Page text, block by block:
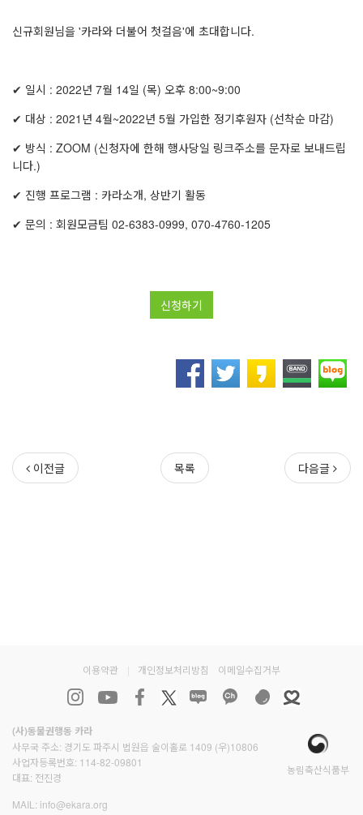
신규회원님을 '카라와 더불어 첫걸음'에 초대합니다.
✔ 일시 : 2022년 7월 14일 (목) 오후 8:00~9:00
✔ 대상 : 2021년 4월~2022년 5월 가입한 정기후원자 (선착순 마감)
✔ 방식 : ZOOM (신청자에 한해 행사당일 링크주소를 문자로 보내드립
니다.)
✔ 진행 프로그램 : 카라소개, 상반기 활동
✔ 문의 : 회원모금팀 02-6383-0999, 070-4760-1205
신청하기
이전글 목록 다음글
이용약관 개인정보처리방침 이메일수집거부
(사)동물권행동 카라
사무국 주소: 경기도 파주시 법원읍 술이홀로 1409 (우)10806
사업자등록번호: 114-82-09801
대표: 전진경
농림축산식품부
MAIL: info@ekara.org